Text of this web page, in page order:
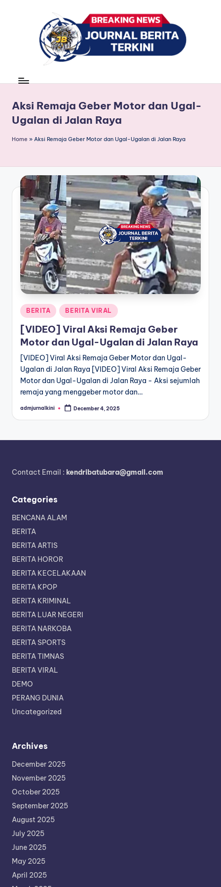
r
n
a
B
e
ri
t
a
T
e
r
k
n
news
Aksi Remaja Geber Motor dan Ugal-
Ugalan di Jalan Raya
Home » Aksi Remaja Geber Motor dan Ugal-Ugalan di Jalan Raya
Posted
in
BERITA BERITA VIRAL
[VIDEO] Viral Aksi Remaja Geber
Motor dan Ugal-Ugalan di Jalan Raya
[VIDEO] Viral Aksi Remaja Geber Motor dan Ugal-
Ugalan di Jalan Raya [VIDEO] Viral Aksi Remaja Geber
Motor dan Ugal-Ugalan di Jalan Raya - Aksi sejumlah
remaja yang menggeber motor dan…
Posted
admjurnalkini December 4, 2025
Contact Email : kendribatubara@gmail.com
Categories
BENCANA ALAM
BERITA
BERITA ARTIS
BERITA HOROR
BERITA KECELAKAAN
BERITA KPOP
BERITA KRIMINAL
BERITA LUAR NEGERI
BERITA NARKOBA
BERITA SPORTS
BERITA TIMNAS
BERITA VIRAL
DEMO
PERANG DUNIA
Uncategorized
Archives
December 2025
November 2025
October 2025
September 2025
August 2025
July 2025
June 2025
May 2025
April 2025